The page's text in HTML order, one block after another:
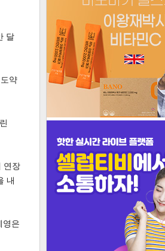
달
약
연장
내
영은
인기포토